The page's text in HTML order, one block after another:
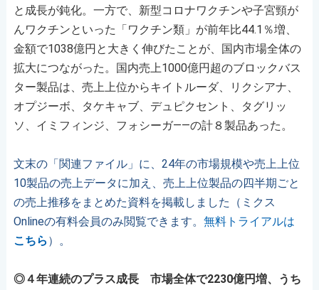
と成長が鈍化。一方で、新型コロナワクチンや子宮頸が
んワクチンといった「ワクチン類」が前年比44.1％増、
金額で1038億円と大きく伸びたことが、国内市場全体の
拡大につながった。国内売上1000億円超のブロックバス
ター製品は、売上上位からキイトルーダ、リクシアナ、
オプジーボ、タケキャブ、デュピクセント、タグリッ
ソ、イミフィンジ、フォシーガ――の計８製品あった。
文末の「関連ファイル」に、24年の市場規模や売上上位
10製品の売上データに加え、売上上位製品の四半期ごと
の売上推移をまとめた資料を掲載しました（ミクス
Onlineの有料会員のみ閲覧できます。 無料トライアルは
こちら ）。
◎４年連続のプラス成長 市場全体で2230億円増、うち